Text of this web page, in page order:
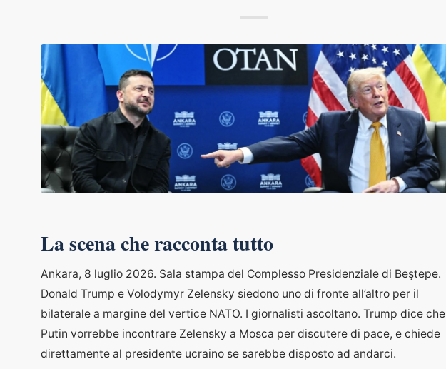
La scena che racconta tutto
Ankara, 8 luglio 2026. Sala stampa del Complesso Presidenziale di Beştepe.
Donald Trump e Volodymyr Zelensky siedono uno di fronte all’altro per il
bilaterale a margine del vertice NATO. I giornalisti ascoltano. Trump dice che
Putin vorrebbe incontrare Zelensky a Mosca per discutere di pace, e chiede
direttamente al presidente ucraino se sarebbe disposto ad andarci.